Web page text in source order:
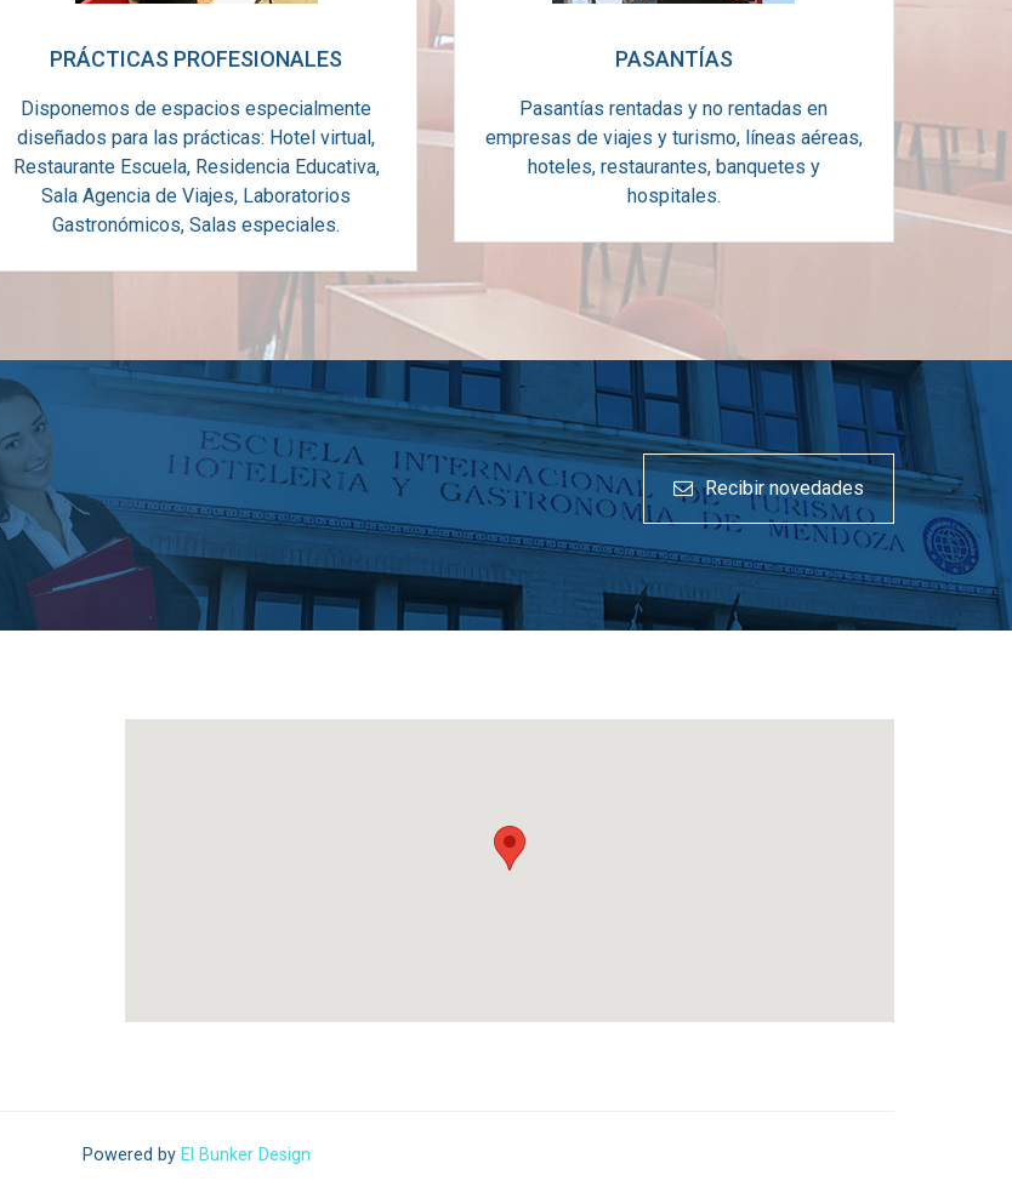
PRÁCTICAS PROFESIONALES
Disponemos de espacios especialmente
diseñados para las prácticas: Hotel virtual,
Restaurante Escuela, Residencia Educativa,
Sala Agencia de Viajes, Laboratorios
Gastronómicos, Salas especiales.
PASANTÍAS
Pasantías rentadas y no rentadas en
empresas de viajes y turismo, líneas aéreas,
hoteles, restaurantes, banquetes y
hospitales.
Recibir novedades
Powered by El Bunker Design